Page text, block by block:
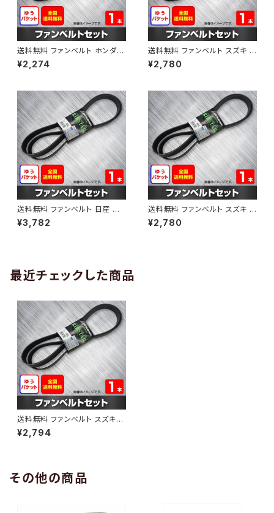
送料無料 ファンベルト ホンダ フ
ィット 型式GE6 H19.10～H25.
09 （国内トップメーカー） 1本 H
¥2,274
送料無料 ファンベルト スズキ ス
ペーシア 型式MK32S H25.03
～H30.02 （国内トップメーカ
¥2,780
送料無料 ファンベルト 日産 キ
ューブ 型式Z12 H20.11～H24.
10 （国内トップメーカー） 1本 H
¥3,782
送料無料 ファンベルト スズキ ワ
ゴンR 型式MH34S H24.09～
H29.02 （国内トップメーカー）
¥2,780
最近チェックした商品
送料無料 ファンベルト スズキ
エスクード 型式TD54W H17.
05～H20.06 （国内トップメー
¥2,794
その他の商品